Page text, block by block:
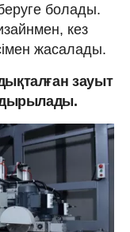
болады.
кез
жасалады.
зауыт